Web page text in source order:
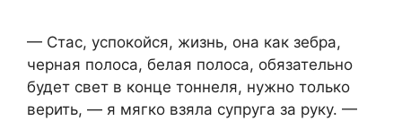
— Стас, успокойся, жизнь, она как зебра,
черная полоса, белая полоса, обязательно
будет свет в конце тоннеля, нужно только
верить, — я мягко взяла супруга за руку. —